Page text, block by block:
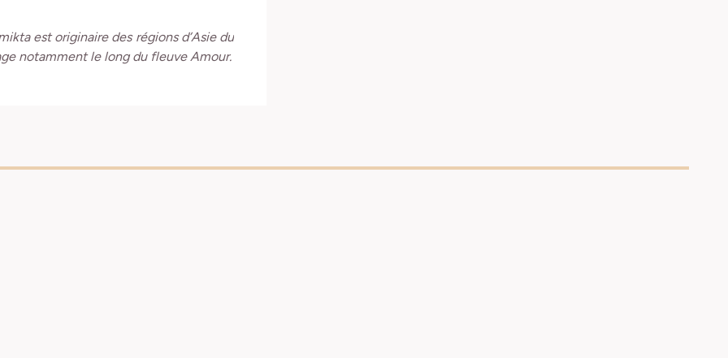
notamment le long du fleuve Amour.